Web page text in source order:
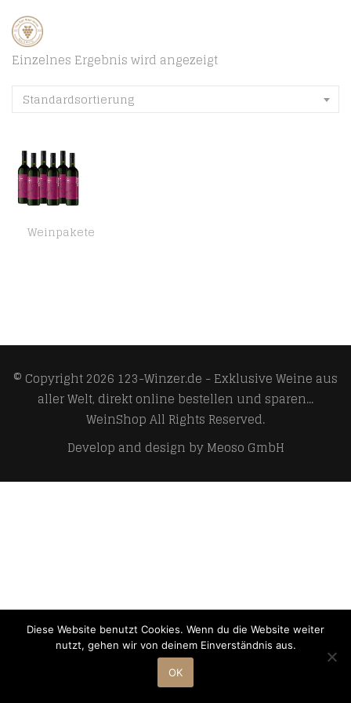
Einzelnes Ergebnis wird angezeigt
Standardsortierung
Weinpakete
© Copyright 2026 123-Winzer.de - Exklusive Weine aus
aller Welt, direkt online bestellen und sparen...
WeinShopAll Rights Reserved.
Develop and design byMeoso GmbH
Diese Website benutzt Cookies. Wenn du die Website weiter
nutzt, gehen wir von deinem Einverständnis aus.
OK